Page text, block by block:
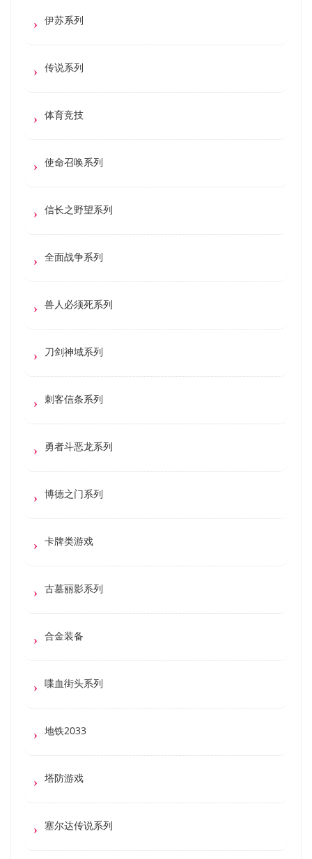
伊苏系列
传说系列
体育竞技
使命召唤系列
信长之野望系列
全面战争系列
兽人必须死系列
刀剑神域系列
刺客信条系列
勇者斗恶龙系列
博德之门系列
卡牌类游戏
古墓丽影系列
合金装备
喋血街头系列
地铁2033
塔防游戏
塞尔达传说系列